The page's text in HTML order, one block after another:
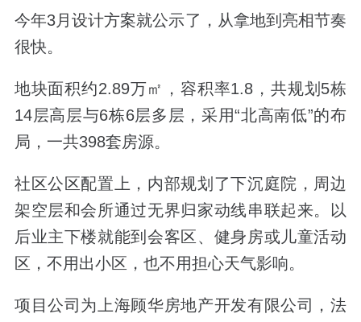
今年3月设计方案就公示了，从拿地到亮相节奏
很快。
地块面积约2.89万㎡，容积率1.8，共规划5栋
14层高层与6栋6层多层，采用“北高南低”的布
局，一共398套房源。
社区公区配置上，内部规划了下沉庭院，周边
架空层和会所通过无界归家动线串联起来。以
后业主下楼就能到会客区、健身房或儿童活动
区，不用出小区，也不用担心天气影响。
项目公司为上海顾华房地产开发有限公司，法